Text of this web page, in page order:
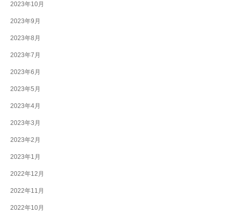
2023年10月
2023年9月
2023年8月
2023年7月
2023年6月
2023年5月
2023年4月
2023年3月
2023年2月
2023年1月
2022年12月
2022年11月
2022年10月